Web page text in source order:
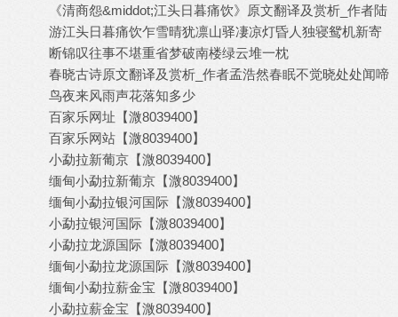
《清商怨&middot;江头日暮痛饮》原文翻译及赏析_作者陆
游江头日暮痛饮乍雪晴犹凛山驿凄凉灯昏人独寝鸳机新寄
断锦叹往事不堪重省梦破南楼绿云堆一枕
春晓古诗原文翻译及赏析_作者孟浩然春眠不觉晓处处闻啼
鸟夜来风雨声花落知多少
百家乐网址【溦8039400】
百家乐网站【溦8039400】
小勐拉新葡京【溦8039400】
缅甸小勐拉新葡京【溦8039400】
缅甸小勐拉银河国际【溦8039400】
小勐拉银河国际【溦8039400】
小勐拉龙源国际【溦8039400】
缅甸小勐拉龙源国际【溦8039400】
缅甸小勐拉薪金宝【溦8039400】
小勐拉薪金宝【溦8039400】